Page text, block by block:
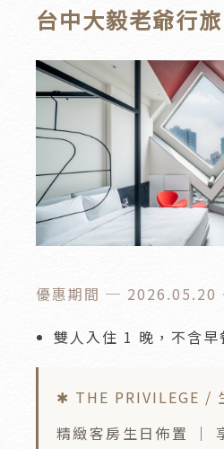
台中大毅老爺行旅
優惠期間 ─ 2026.05.20
雙人入住 1 晚，不含早
✱ THE PRIVILEGE /
精緻客房生日佈置 ｜